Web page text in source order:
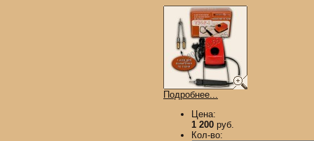
Подробнее...
Цена:
1 200 руб.
Кол-во: